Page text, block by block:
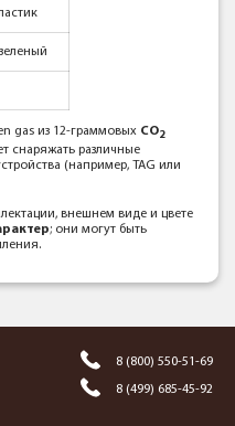
gas из 12-граммовых CO2
снаряжать различные
(например, TAG или
внешнем виде и цвете
; они могут быть
8 (800) 550-51-69
8 (499) 685-45-92